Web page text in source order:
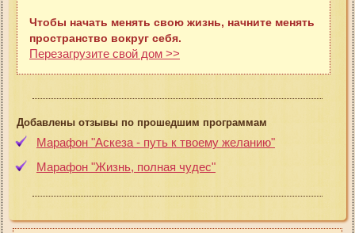
Чтобы начать менять свою жизнь, начните менять
пространство вокруг себя.
Перезагрузите свой дом >>
Добавлены отзывы по прошедшим программам
Марафон "Аскеза - путь к твоему желанию"
Марафон "Жизнь, полная чудес"